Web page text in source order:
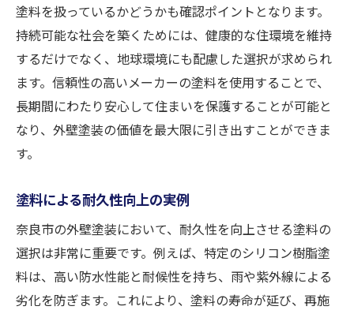
塗料を扱っているかどうかも確認ポイントとなります。
持続可能な社会を築くためには、健康的な住環境を維持
するだけでなく、地球環境にも配慮した選択が求められ
ます。信頼性の高いメーカーの塗料を使用することで、
長期間にわたり安心して住まいを保護することが可能と
なり、外壁塗装の価値を最大限に引き出すことができま
す。
塗料による耐久性向上の実例
奈良市の外壁塗装において、耐久性を向上させる塗料の
選択は非常に重要です。例えば、特定のシリコン樹脂塗
料は、高い防水性能と耐候性を持ち、雨や紫外線による
劣化を防ぎます。これにより、塗料の寿命が延び、再施